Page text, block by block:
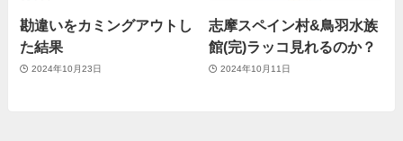
勘違いをカミングアウトし
た結果
2024年10月23日
志摩スペイン村&鳥羽水族
館(完)ラッコ見れるのか？
2024年10月11日